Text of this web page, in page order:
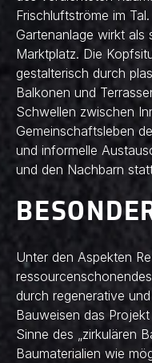
Frischluftströme im
Gartenanlage wirkt als
Marktplatz. Die
gestalterisch durch
Balkonen und
Schwellen zwischen
Gemeinschaftsleben
und informelle
und den Nachbarn
Unter den Aspekten
durch regenerative
Bauweisen das
Sinne des „zirkulären
Baumaterialien wie